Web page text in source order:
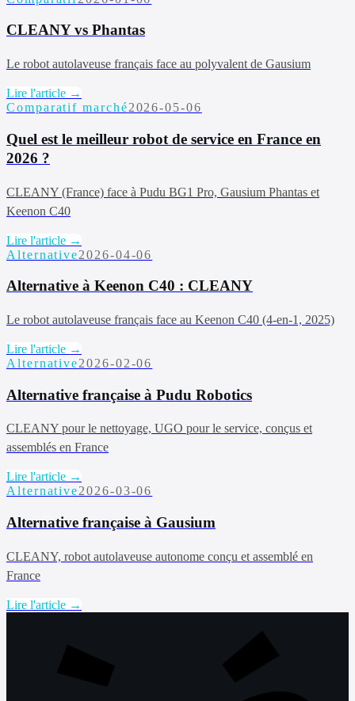
CLEANY vs Phantas
Le robot autolaveuse français face au polyvalent de Gausium
Lire l'article →
Comparatif marché2026-05-06
Quel est le meilleur robot de service en France en
2026 ?
CLEANY (France) face à Pudu BG1 Pro, Gausium Phantas et
Keenon C40
Lire l'article →
Alternative2026-04-06
Alternative à Keenon C40 : CLEANY
Le robot autolaveuse français face au Keenon C40 (4-en-1, 2025)
Lire l'article →
Alternative2026-02-06
Alternative française à Pudu Robotics
CLEANY pour le nettoyage, UGO pour le service, conçus et
assemblés en France
Lire l'article →
Alternative2026-03-06
Alternative française à Gausium
CLEANY, robot autolaveuse autonome conçu et assemblé en
France
Lire l'article →